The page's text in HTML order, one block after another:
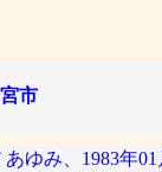
市
ゆみ、1983年